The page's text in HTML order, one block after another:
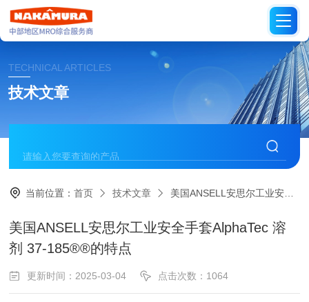
TECHNICAL ARTICLES
技术文章
当前位置：首页 技术文章 美国ANSELL安思尔工业安全手套AlphaTec 溶剂 37-185®®的特点
美国ANSELL安思尔工业安全手套AlphaTec 溶
剂 37-185®®的特点
更新时间：2025-03-04 点击次数：1064